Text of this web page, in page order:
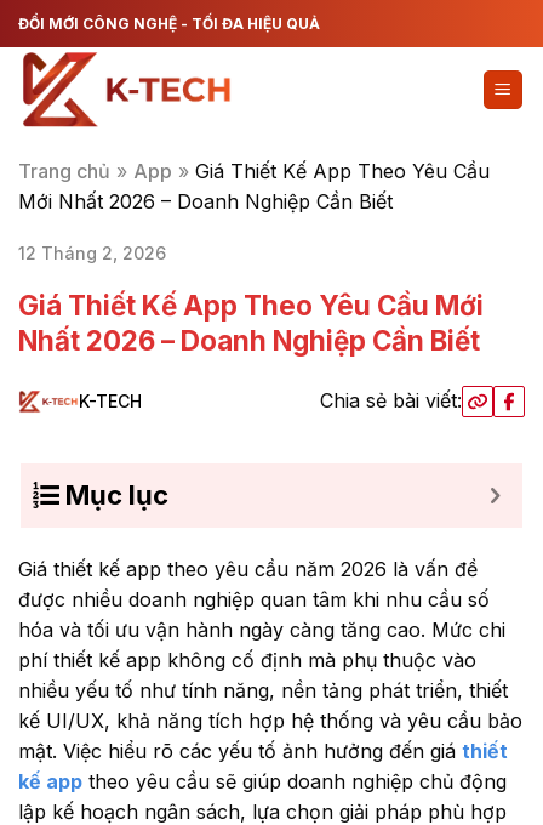
Chuyển
đến
dung
ĐỔI MỚI CÔNG NGHỆ - TỐI ĐA HIỆU QUẢ
Trang chủ » App » Giá Thiết Kế App Theo Yêu Cầu
Mới Nhất 2026 – Doanh Nghiệp Cần Biết
12 Tháng 2, 2026
Giá Thiết Kế App Theo Yêu Cầu Mới
Nhất 2026 – Doanh Nghiệp Cần Biết
K-TECH Chia sẻ bài viết:
Mục lục
Giá thiết kế app theo yêu cầu năm 2026 là vấn đề
được nhiều doanh nghiệp quan tâm khi nhu cầu số
hóa và tối ưu vận hành ngày càng tăng cao. Mức chi
phí thiết kế app không cố định mà phụ thuộc vào
nhiều yếu tố như tính năng, nền tảng phát triển, thiết
kế UI/UX, khả năng tích hợp hệ thống và yêu cầu bảo
mật. Việc hiểu rõ các yếu tố ảnh hưởng đến giá thiết
kế app theo yêu cầu sẽ giúp doanh nghiệp chủ động
lập kế hoạch ngân sách, lựa chọn giải pháp phù hợp